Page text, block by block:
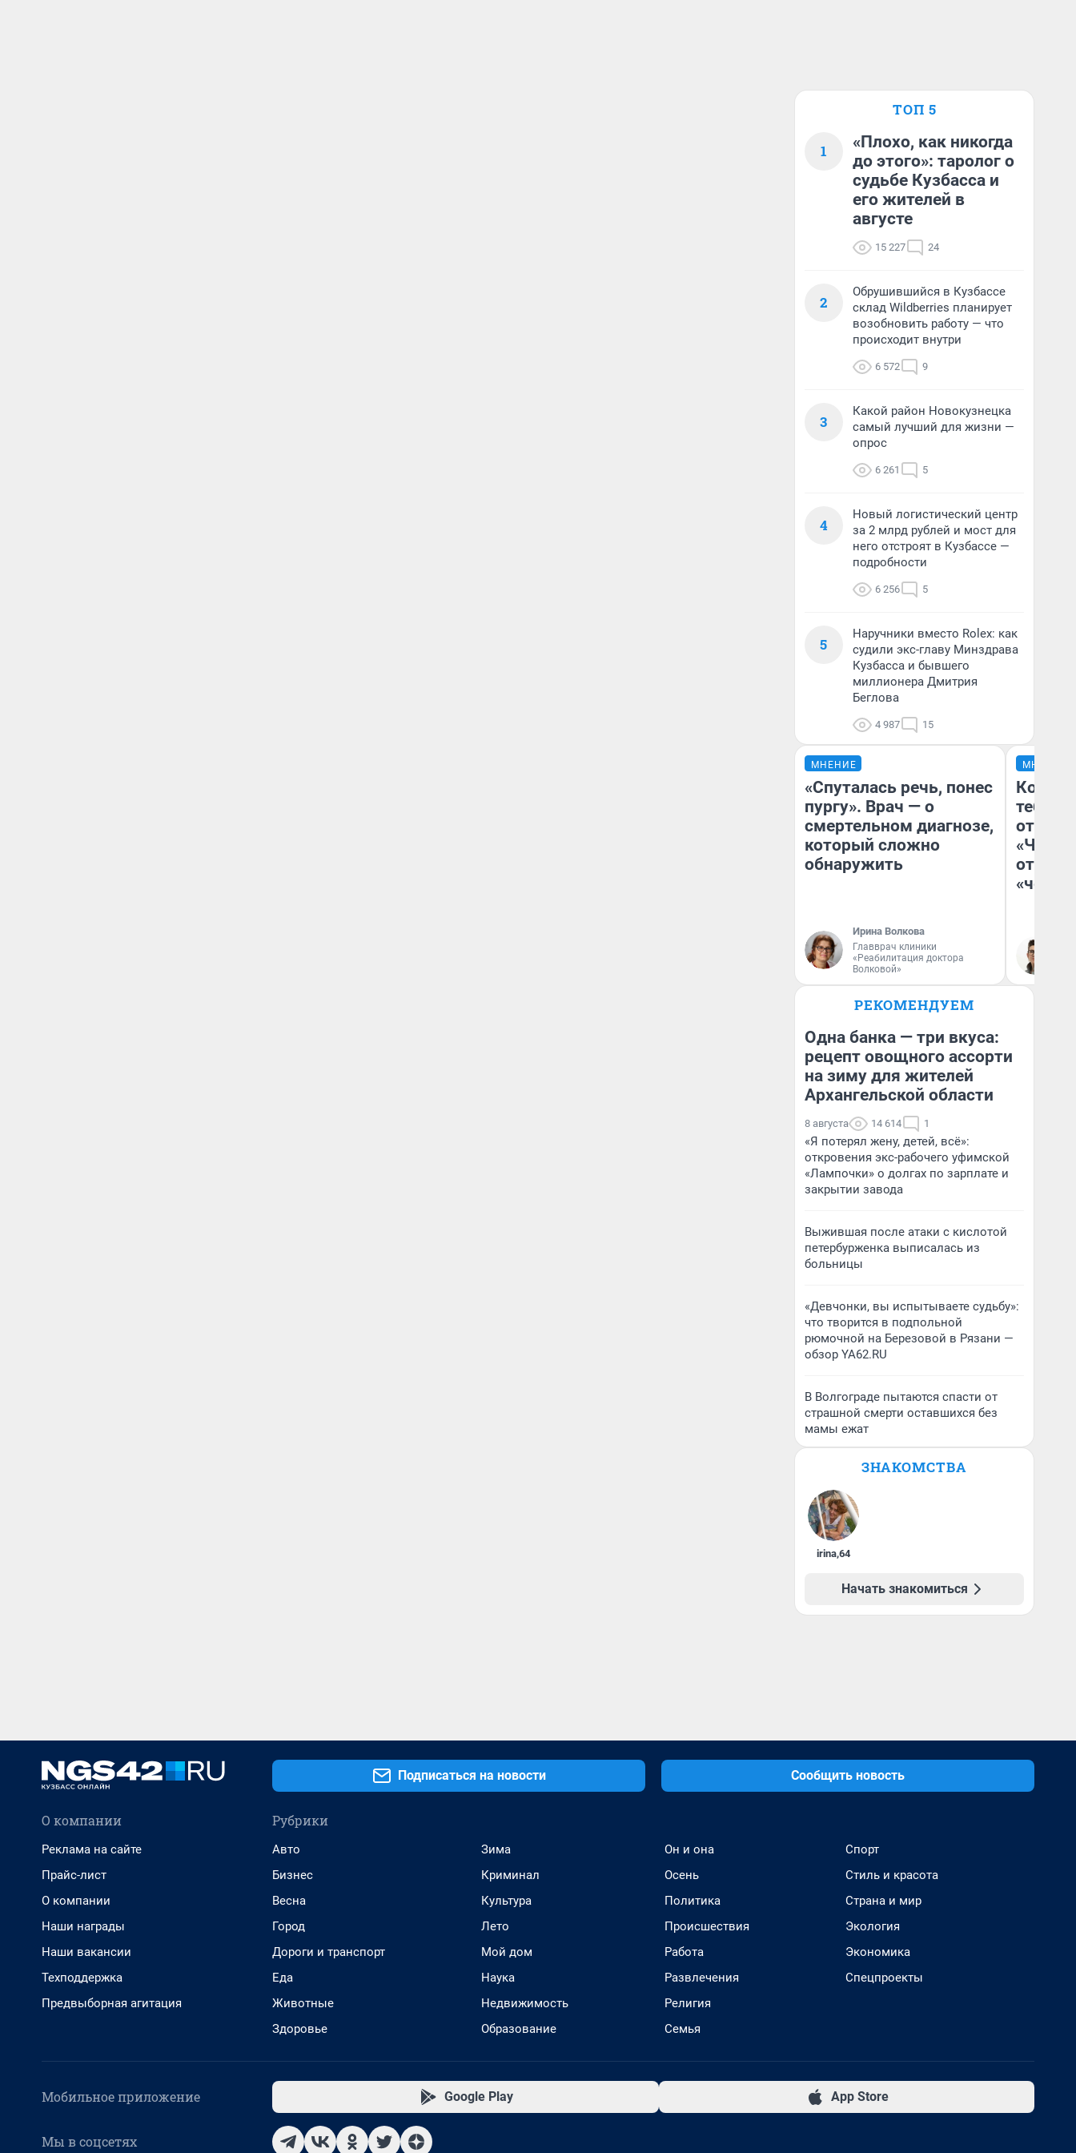
ТОП 5
1
«Плохо, как никогда
до этого»: таролог о
судьбе Кузбасса и
его жителей в
августе
15 227 24
2
Обрушившийся в Кузбассе
склад Wildberries планирует
возобновить работу — что
происходит внутри
6 572 9
3
Какой район Новокузнецка
самый лучший для жизни —
опрос
6 261 5
4
Новый логистический центр
за 2 млрд рублей и мост для
него отстроят в Кузбассе —
подробности
6 256 5
5
Наручники вместо Rolex: как
судили экс-главу Минздрава
Кузбасса и бывшего
миллионера Дмитрия
Беглова
4 987 15
МНЕНИЕ
«Спуталась речь, понес
пургу». Врач — о
смертельном диагнозе,
который сложно
обнаружить
Ирина Волкова
Главврач клиники
«Реабилитация доктора
Волковой»
МНЕНИЕ
тебя
отзыв
РЕКОМЕНДУЕМ
Одна банка — три вкуса:
рецепт овощного ассорти
на зиму для жителей
Архангельской области
8 августа 14 614 1
«Я потерял жену, детей, всё»:
откровения экс-рабочего уфимской
«Лампочки» о долгах по зарплате и
закрытии завода
Выжившая после атаки с кислотой
петербурженка выписалась из
больницы
«Девчонки, вы испытываете судьбу»:
что творится в подпольной
рюмочной на Березовой в Рязани —
обзор YA62.RU
В Волгограде пытаются спасти от
страшной смерти оставшихся без
мамы ежат
ЗНАКОМСТВА
irina,64
Начать знакомиться
Подписаться на новости Сообщить новость
О компании
Реклама на сайте
Прайс-лист
О компании
Наши награды
Наши вакансии
Техподдержка
Предвыборная агитация
Рубрики
Авто
Бизнес
Весна
Город
Дороги и транспорт
Еда
Животные
Здоровье
Зима
Криминал
Культура
Лето
Мой дом
Наука
Недвижимость
Образование
Он и она
Осень
Политика
Происшествия
Работа
Развлечения
Религия
Семья
Спорт
Стиль и красота
Страна и мир
Экология
Экономика
Спецпроекты
Мобильное приложение Google Play App Store
Мы в соцсетях